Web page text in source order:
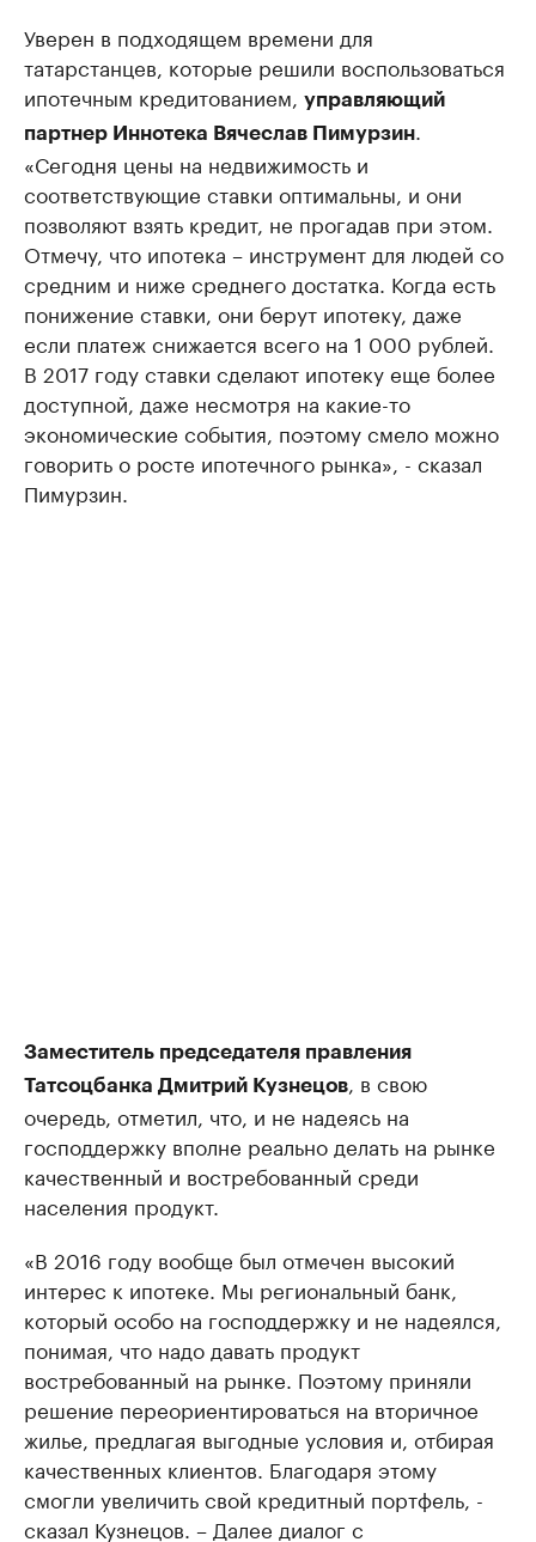
Уверен в подходящем времени для
татарстанцев, которые решили воспользоваться
ипотечным кредитованием, управляющий
партнер Иннотека Вячеслав Пимурзин.
«Сегодня цены на недвижимость и
соответствующие ставки оптимальны, и они
позволяют взять кредит, не прогадав при этом.
Отмечу, что ипотека – инструмент для людей со
средним и ниже среднего достатка. Когда есть
понижение ставки, они берут ипотеку, даже
если платеж снижается всего на 1 000 рублей.
В 2017 году ставки сделают ипотеку еще более
доступной, даже несмотря на какие-то
экономические события, поэтому смело можно
говорить о росте ипотечного рынка», - сказал
Пимурзин.
Заместитель председателя правления
Татсоцбанка Дмитрий Кузнецов, в свою
очередь, отметил, что, и не надеясь на
господдержку вполне реально делать на рынке
качественный и востребованный среди
населения продукт.
«В 2016 году вообще был отмечен высокий
интерес к ипотеке. Мы региональный банк,
который особо на господдержку и не надеялся,
понимая, что надо давать продукт
востребованный на рынке. Поэтому приняли
решение переориентироваться на вторичное
жилье, предлагая выгодные условия и, отбирая
качественных клиентов. Благодаря этому
смогли увеличить свой кредитный портфель, -
сказал Кузнецов. – Далее диалог с